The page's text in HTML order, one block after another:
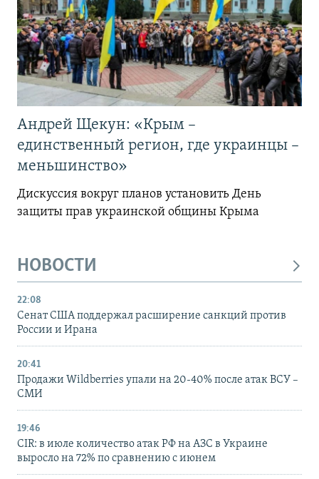
Андрей Щекун: «Крым –
единственный регион, где украинцы –
меньшинство»
Дискуссия вокруг планов установить День
защиты прав украинской общины Крыма
НОВОСТИ
22:08
Сенат США поддержал расширение санкций против
России и Ирана
20:41
Продажи Wildberries упали на 20-40% после атак ВСУ –
СМИ
19:46
CIR: в июле количество атак РФ на АЗС в Украине
выросло на 72% по сравнению с июнем